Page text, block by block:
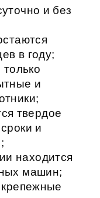
и без
в году;
и
твердое
и
находится
машин;